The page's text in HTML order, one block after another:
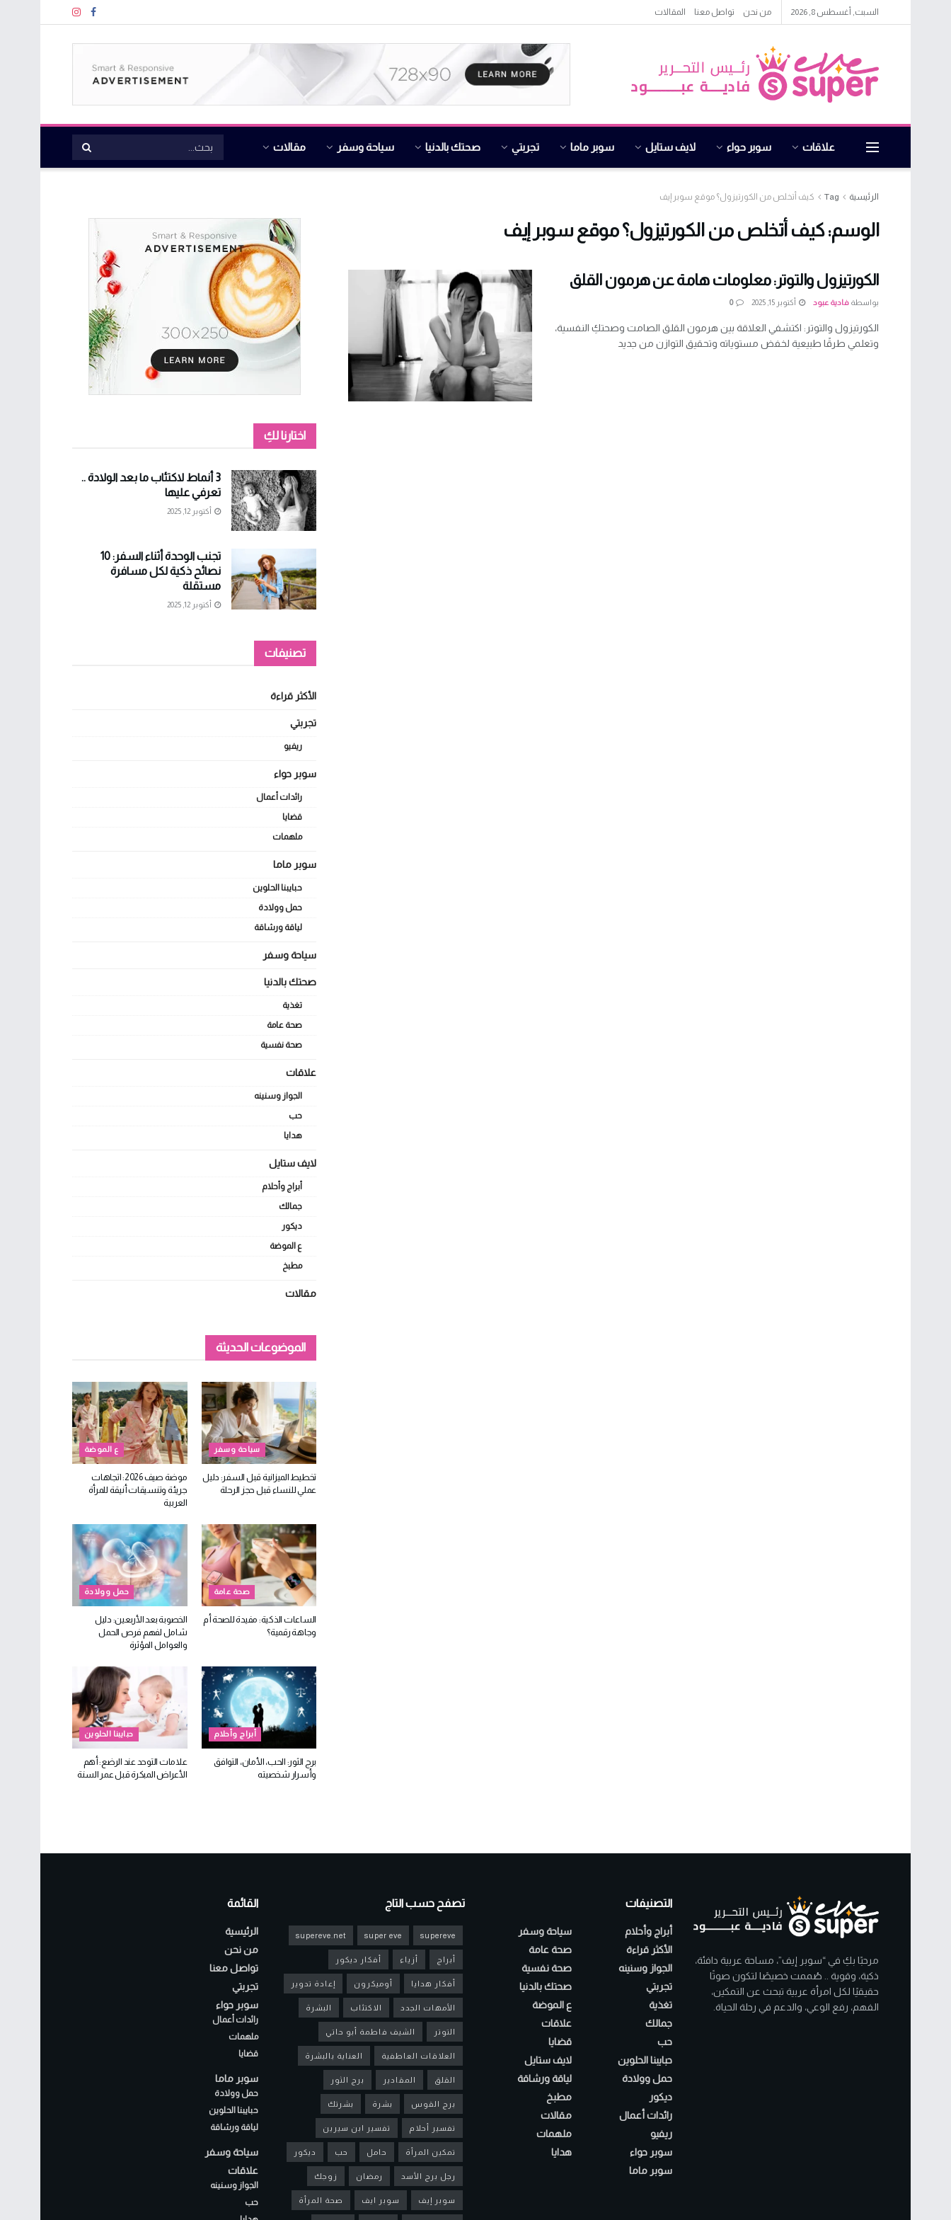
السبت, أغسطس 8, 2026 من نحن تواصل معنا المقالات
علاقات سوبر حواء لايف ستايل سوبر ماما تجربتي صحتك بالدنيا سياحة وسفر مقالات
الرئيسية Tag كيف أتخلص من الكورتيزول؟ موقع سوبر إيف
الوسم:كيف أتخلص من الكورتيزول؟ موقع سوبر إيف
الكورتيزول والتوتر: معلومات هامة عن هرمون القلق
بواسطة فادية عبود أكتوبر 15, 2025 0
الكورتيزول والتوتر: اكتشفي العلاقة بين هرمون القلق الصامت وصحتكِ النفسية،
وتعلمي طرقًا طبيعية لخفض مستوياته وتحقيق التوازن من جديد
اختارنا لكِ
3 أنماط لاكتئاب ما بعد الولادة ..
تعرفي عليها
أكتوبر 12, 2025
تجنب الوحدة أثناء السفر: 10
نصائح ذكية لكل مسافرة
مستقلة
أكتوبر 12, 2025
تصنيفات
الأكثر قراءة
تجربتي
ريفيو
سوبر حواء
رائدات أعمال
قضايا
ملهمات
سوبر ماما
حبايبنا الحلوين
حمل وولادة
لياقة ورشاقة
سياحة وسفر
صحتك بالدنيا
تغذية
صحة عامة
صحة نفسية
علاقات
الجواز وسنينه
حب
هدايا
لايف ستايل
أبراج وأحلام
جمالك
ديكور
ع الموضة
مطبخ
مقالات
الموضوعات الحديثة
سياحة وسفر
تخطيط الميزانية قبل السفر: دليل
عملي للنساء قبل حجز الرحلة
ع الموضة
موضة صيف 2026: اتجاهات
جريئة وتنسيقات أنيقة للمرأة
العربية
صحة عامة
الساعات الذكية: مفيدة للصحة أم
وجاهة رقمية؟
حمل وولادة
الخصوبة بعد الأربعين: دليل
شامل لفهم فرص الحمل
والعوامل المؤثرة
أبراج وأحلام
برج الثور: الحب، الأمان، التوافق
وأسرار شخصيته
حبايبنا الحلوين
علامات التوحد عند الرضع: أهم
الأعراض المبكرة قبل عمر السنة
مرحبًا بكِ في “سوبر إيف”، مساحة عربية دافئة،
ذكية، وقوية .. صُممت خصيصًا لتكون صوتًا
حقيقيًا لكل امرأة عربية تبحث عن التمكين،
الفهم، رفع الوعي، والدعم في رحلة الحياة.
التصنيفات
أبراج وأحلام
الأكثر قراءة
الجواز وسنينه
تجربتي
تغذية
جمالك
حب
حبايبنا الحلوين
حمل وولادة
ديكور
رائدات أعمال
ريفيو
سوبر حواء
سوبر ماما
سياحة وسفر
صحة عامة
صحة نفسية
صحتك بالدنيا
ع الموضة
علاقات
قضايا
لايف ستايل
لياقة ورشاقة
مطبخ
مقالات
ملهمات
هدايا
تصفح حسب التاج
supereve
super eve
supereve.net
أبراج أزياء أفكار ديكور
أفكار هدايا أوميكرون إعادة تدوير
الأمهات الجدد الاكتئاب البشرة
التوتر الشيف فاطمة أبو حاتي
العلاقات العاطفية العناية بالبشرة
القلق المقادير برج الثور
برج القوس بشرة بشرتك
تفسير أحلام تفسير ابن سيرين
تمكين المرأة حامل حب ديكور
رجل برج الأسد رمضان زوجك
سوبر إيف سوبر ايف صحة المرأة
القائمة
الرئيسية
من نحن
تواصل معنا
تجربتي
سوبر حواء
رائدات أعمال
ملهمات
قضايا
سوبر ماما
حمل وولادة
حبايبنا الحلوين
لياقة ورشاقة
سياحة وسفر
علاقات
الجواز وسنينه
حب